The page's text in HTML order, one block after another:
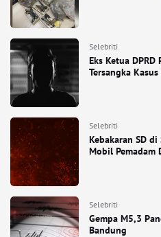
Selebriti
Eks Ketua
Tersangka
Selebriti
Kebakaran SD di
Mobil Pemadam
Selebriti
Gempa M5,3
Bandung